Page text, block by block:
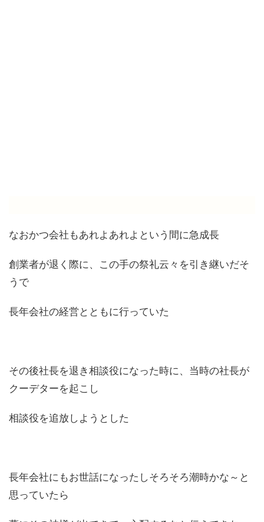
なおかつ会社もあれよあれよという間に急成長
創業者が退く際に、この手の祭礼云々を引き継いだそ
うで
長年会社の経営とともに行っていた
その後社長を退き相談役になった時に、当時の社長が
クーデターを起こし
相談役を追放しようとした
長年会社にもお世話になったしそろそろ潮時かな～と
思っていたら